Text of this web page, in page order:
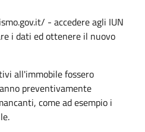
- accedere agli IUN
i dati ed ottenere il nuovo
all'immobile fossero
preventivamente
come ad esempio i